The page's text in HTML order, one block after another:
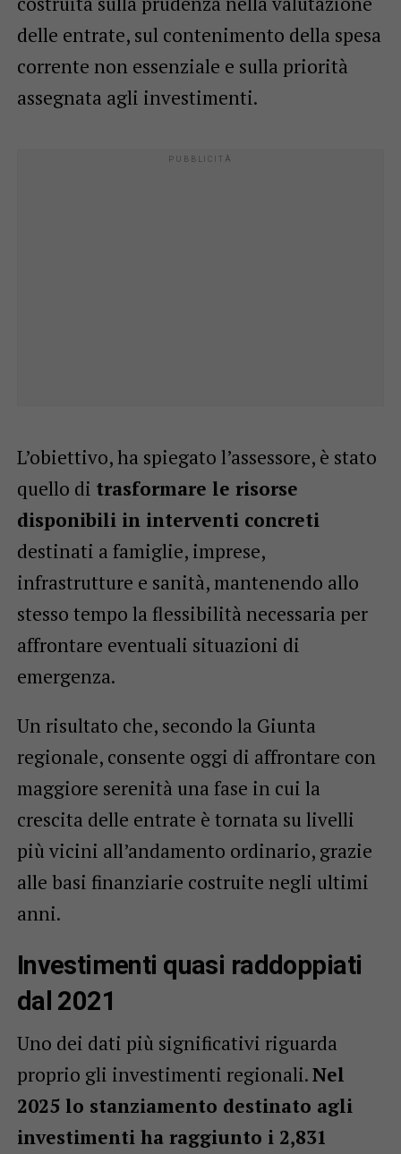
delle entrate, sul contenimento della spesa
corrente non essenziale e sulla priorità
assegnata agli investimenti.
L’obiettivo, ha spiegato l’assessore, è stato
quello di trasformare le risorse
disponibili in interventi concreti
destinati a famiglie, imprese,
infrastrutture e sanità, mantenendo allo
stesso tempo la flessibilità necessaria per
affrontare eventuali situazioni di
emergenza.
Un risultato che, secondo la Giunta
regionale, consente oggi di affrontare con
maggiore serenità una fase in cui la
crescita delle entrate è tornata su livelli
più vicini all’andamento ordinario, grazie
alle basi finanziarie costruite negli ultimi
anni.
Investimenti quasi raddoppiati
dal 2021
Uno dei dati più significativi riguarda
proprio gli investimenti regionali.Nel
2025 lo stanziamento destinato agli
investimenti ha raggiunto i 2,831